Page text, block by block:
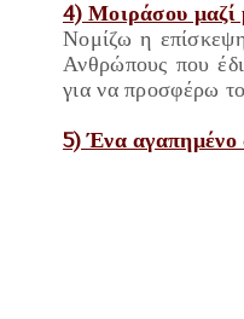
4) Μοιράσου μαζί
Νομίζω η
Ανθρώπους που
για να προσφέρω
5) Ένα αγαπημένο